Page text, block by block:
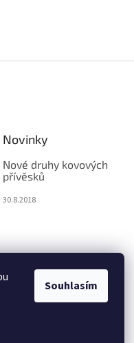
Souhlasím
Novinky
Nové druhy kovových
přívěsků
30.8.2018